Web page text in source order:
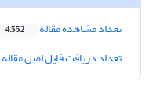
تعداد مشاهده مقاله 4,552
تعداد دریافت فایل اصل مقاله